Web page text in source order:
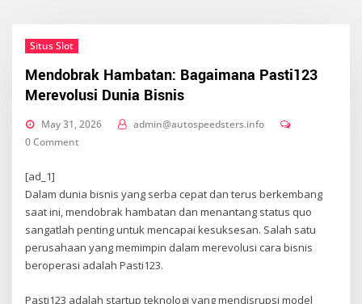
Situs Slot
Mendobrak Hambatan: Bagaimana Pasti123
Merevolusi Dunia Bisnis
May 31, 2026
admin@autospeedsters.info
0 Comment
[ad_1]
Dalam dunia bisnis yang serba cepat dan terus berkembang
saat ini, mendobrak hambatan dan menantang status quo
sangatlah penting untuk mencapai kesuksesan. Salah satu
perusahaan yang memimpin dalam merevolusi cara bisnis
beroperasi adalah Pasti123.
Pasti123 adalah startup teknologi yang mendisrupsi model